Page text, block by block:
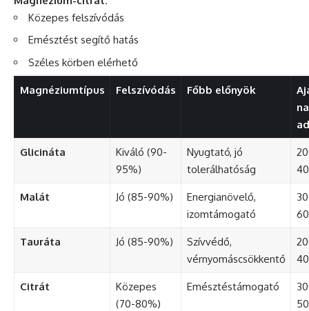
Közepes felszívódás
Emésztést segítő hatás
Széles körben elérhető
Magnéziumtípus Felszívódás Főbb előnyök
Glicináta
Kiváló (90-
95%)
Nyugtató, jó
tolerálhatóság
Malát Jó (85-90%)
Energianövelő,
izomtámogató
Tauráta Jó (85-90%)
Szívvédő,
vérnyomáscsökkentő
Citrát
Közepes
(70-80%)
Emésztéstámogató